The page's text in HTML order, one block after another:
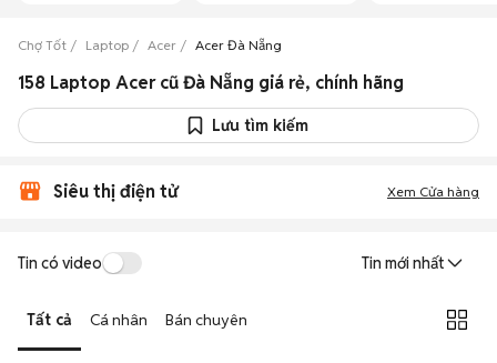
Chợ Tốt Laptop Acer Acer Đà Nẵng
158 Laptop Acer cũ Đà Nẵng giá rẻ, chính hãng
Lưu tìm kiếm
Siêu thị điện tử Xem Cửa hàng
Tin có video Tin mới nhất
Tất cả Cá nhân Bán chuyên